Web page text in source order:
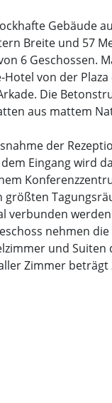
Gebäude
Breite und 57
6 Geschossen.
Hotel von der
Die
aus mattem
der
Eingang wird
größten
verbunden
nehmen die
und Suiten
Zimmer beträgt